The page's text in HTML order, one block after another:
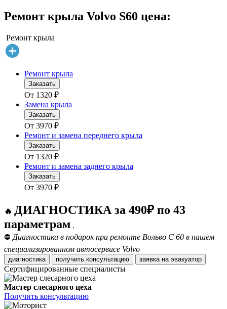
Ремонт крыла Volvo S60 цена:
Ремонт крыла
Ремонт крыла
Заказать
От 1320 ₽
Замена крыла
Заказать
От 3970 ₽
Ремонт и замена переднего крыла
Заказать
От 1320 ₽
Ремонт и замена заднего крыла
Заказать
От 3970 ₽
🔥 ДИАГНОСТИКА за 490₽ по 43
параметрам .
⛔ Диагностика в подарок при ремонте Вольво С 60 в нашем
специализированном автосервисе Volvo
диагностика получить консультацию заявка на эвакуатор
Сертифицированные специалисты
Мастер слесарного цеха
Получить консультацию